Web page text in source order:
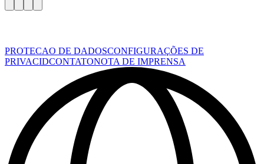
PROTECAO DE DADOSCONFIGURAÇÕES DE
PRIVACIDCONTATONOTA DE IMPRENSA